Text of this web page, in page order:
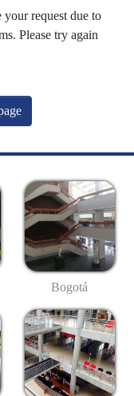
request due to
Please try again
Bogotá